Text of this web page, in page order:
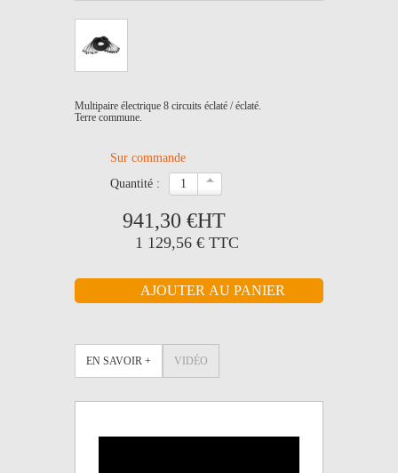
Multipaire électrique 8 circuits éclaté / éclaté.
Terre commune.
Sur commande
quantité :
941,30 €HT
1 129,56 € TTC
EN SAVOIR + VIDÉO